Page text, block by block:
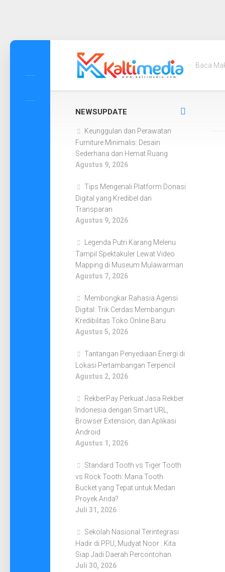
Skip
Baca
NEWSUPDATE
Keunggulan dan Perawatan
Furniture Minimalis: Desain
Sederhana dan Hemat Ruang
Agustus 9, 2026
Tips Mengenali Platform Donasi
Digital yang Kredibel dan
Transparan
Agustus 9, 2026
Legenda Putri Karang Melenu
Tampil Spektakuler Lewat Video
Mapping di Museum Mulawarman
Agustus 7, 2026
Membongkar Rahasia Agensi
Digital: Trik Cerdas Membangun
Kredibilitas Toko Online Baru
Agustus 5, 2026
Tantangan Penyediaan Energi di
Lokasi Pertambangan Terpencil
Agustus 2, 2026
RekberPay Perkuat Jasa Rekber
Indonesia dengan Smart URL,
Browser Extension, dan Aplikasi
Android
Agustus 1, 2026
Standard Tooth vs Tiger Tooth
vs Rock Tooth: Mana Tooth
Bucket yang Tepat untuk Medan
Proyek Anda?
Juli 31, 2026
Sekolah Nasional Terintegrasi
Hadir di PPU, Mudyat Noor : Kita
Siap Jadi Daerah Percontohan
Juli 30, 2026